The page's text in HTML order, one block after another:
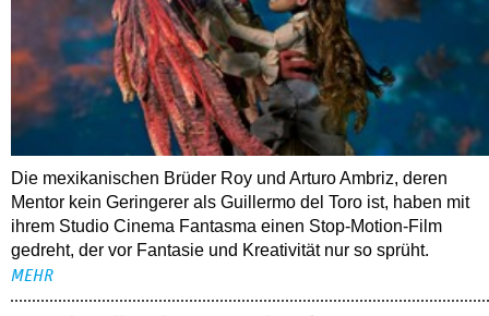
Die mexikanischen Brüder Roy und Arturo Ambriz, deren
Mentor kein Geringerer als Guillermo del Toro ist, haben mit
ihrem Studio Cinema Fantasma einen Stop-Motion-Film
gedreht, der vor Fantasie und Kreativität nur so sprüht.
MEHR